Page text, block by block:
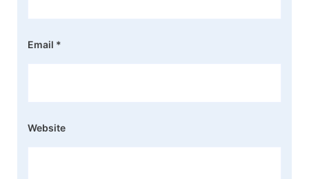
Email *
Website